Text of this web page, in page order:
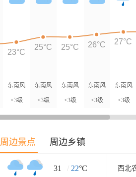
东南风
<3级
东南风
<3级
东南风
<3级
东南风
<3级
东南风
<3级
23°C
25°C 25°C 26°C 27°C
周边景点 周边乡镇
31 / 22°C